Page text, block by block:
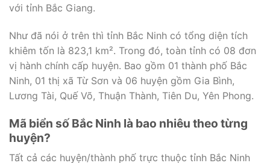
với tỉnh Bắc Giang.
Như đã nói ở trên thì tỉnh Bắc Ninh có tổng diện tích
khiêm tốn là 823,1 km². Trong đó, toàn tỉnh có 08 đơn
vị hành chính cấp huyện. Bao gồm 01 thành phố Bắc
Ninh, 01 thị xã Từ Sơn và 06 huyện gồm Gia Bình,
Lương Tài, Quế Võ, Thuận Thành, Tiên Du, Yên Phong.
Mã biển số Bắc Ninh là bao nhiêu theo từng
huyện?
Tất cả các huyện/thành phố trực thuộc tỉnh Bắc Ninh